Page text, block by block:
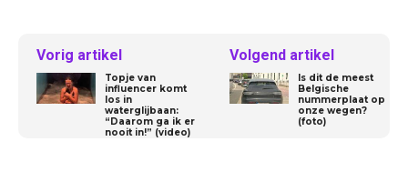
Vorig artikel
Topje van
influencer komt
los in
waterglijbaan:
“Daarom ga ik er
nooit in!” (video)
Volgend artikel
Is dit de meest
Belgische
nummerplaat op
onze wegen?
(foto)